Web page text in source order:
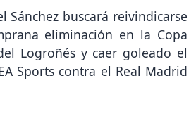
Sánchez buscará reivindicarse
eliminación en la Copa
Logroñés y caer goleado el
Sports contra el Real Madrid